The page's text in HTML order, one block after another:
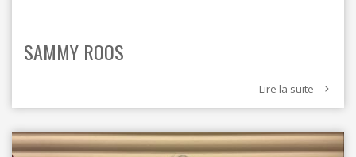
SAMMY ROOS
Lire la suite